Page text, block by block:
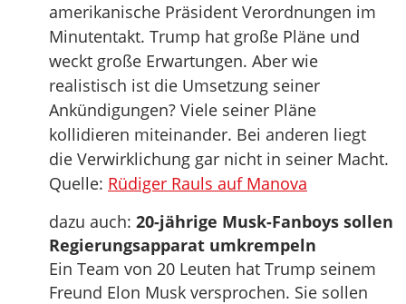
amerikanische Präsident Verordnungen im
Minutentakt. Trump hat große Pläne und
weckt große Erwartungen. Aber wie
realistisch ist die Umsetzung seiner
Ankündigungen? Viele seiner Pläne
kollidieren miteinander. Bei anderen liegt
die Verwirklichung gar nicht in seiner Macht.
Quelle: Rüdiger Rauls auf Manova
dazu auch: 20-jährige Musk-Fanboys sollen
Regierungsapparat umkrempeln
Ein Team von 20 Leuten hat Trump seinem
Freund Elon Musk versprochen. Sie sollen